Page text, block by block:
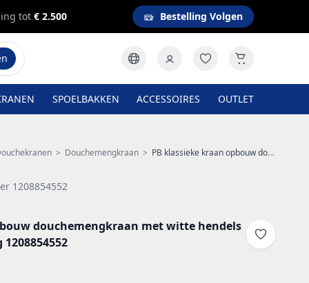
tot € 2.500 Bestelling Volgen
SPOELBAKKEN ACCESSOIRES OUTLET
> Douchemengkraan > PB klassieke kraan opbouw douchemengkraan met witte hendels RVS boven aansluiting 1208854552
1208854552
douchemengkraan met witte hendels